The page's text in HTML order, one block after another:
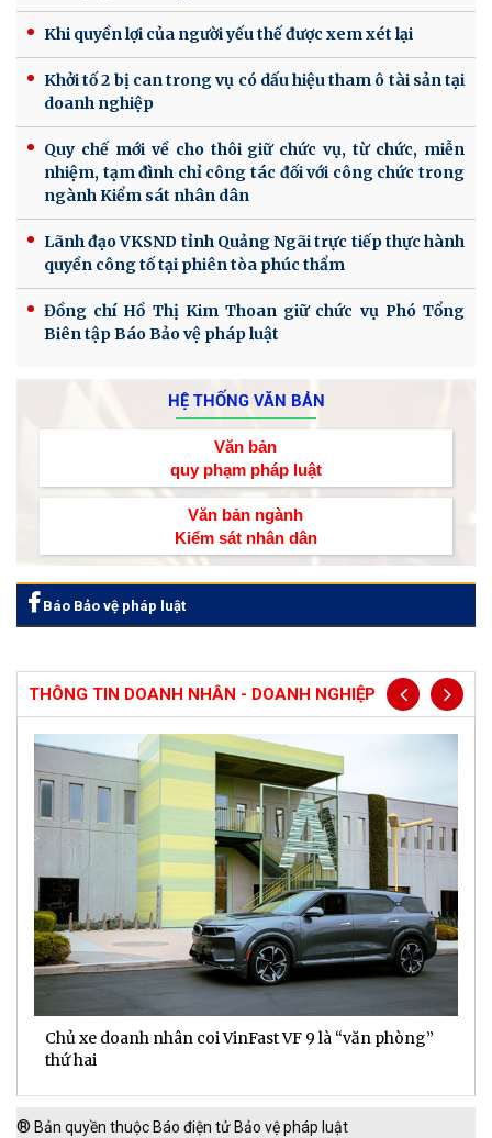
Khi quyền lợi của người yếu thế được xem xét lại
Khởi tố 2 bị can trong vụ có dấu hiệu tham ô tài sản tại
doanh nghiệp
Quy chế mới về cho thôi giữ chức vụ, từ chức, miễn
nhiệm, tạm đình chỉ công tác đối với công chức trong
ngành Kiểm sát nhân dân
Lãnh đạo VKSND tỉnh Quảng Ngãi trực tiếp thực hành
quyền công tố tại phiên tòa phúc thẩm
Đồng chí Hồ Thị Kim Thoan giữ chức vụ Phó Tổng
Biên tập Báo Bảo vệ pháp luật
HỆ THỐNG VĂN BẢN
Văn bản
quy phạm pháp luật
Văn bản ngành
Kiểm sát nhân dân
Báo Bảo vệ pháp luật
THÔNG TIN DOANH NHÂN - DOANH NGHIỆP
Chủ xe doanh nhân coi VinFast VF 9 là “văn phòng”
thứ hai
® Bản quyền thuộc Báo điện tử Bảo vệ pháp luật